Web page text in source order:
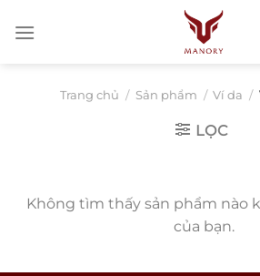
qua
Trang chủ / Sản phẩm / Ví da /
LỌC
Không tìm thấy sản phẩm nào
của bạn.